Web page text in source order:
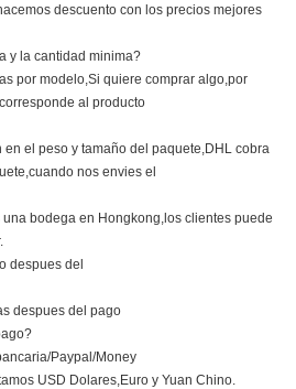
descuento con los precios mejores
y la cantidad minima?
por modelo,Si quiere comprar algo,por
al producto
el peso y tamaño del paquete,DHL cobra
nos envies el
bodega en Hongkong,los clientes puede
despues del
despues del pago
Paypal/Money
USD Dolares,Euro y Yuan Chino.